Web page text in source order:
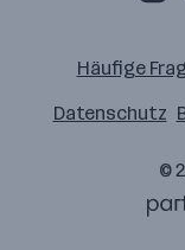
Häufige
Datenschutz
©